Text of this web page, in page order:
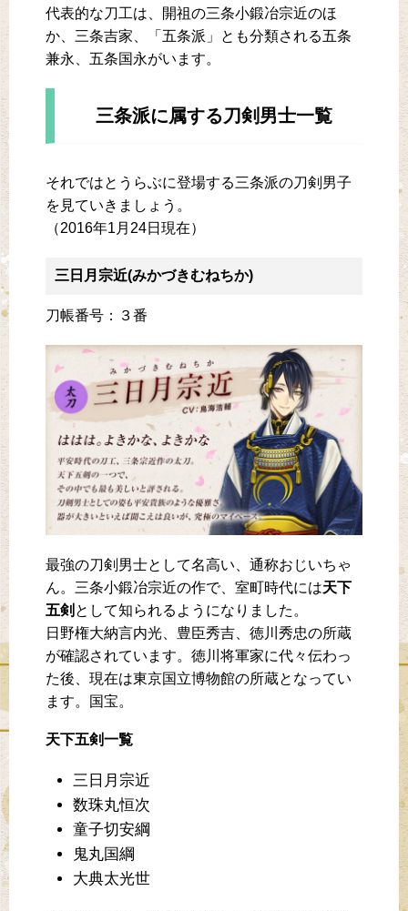
代表的な刀工は、開祖の三条小鍛冶宗近のほ
か、三条吉家、「五条派」とも分類される五条
兼永、五条国永がいます。
三条派に属する刀剣男士一覧
それではとうらぶに登場する三条派の刀剣男子
を見ていきましょう。
（2016年1月24日現在）
三日月宗近(みかづきむねちか)
刀帳番号：３番
最強の刀剣男士として名高い、通称おじいちゃ
ん。三条小鍛冶宗近の作で、室町時代には天下
五剣 として知られるようになりました。
日野権大納言内光、豊臣秀吉、徳川秀忠の所蔵
が確認されています。徳川将軍家に代々伝わっ
た後、現在は東京国立博物館の所蔵となってい
ます。国宝。
天下五剣一覧
三日月宗近
数珠丸恒次
童子切安綱
鬼丸国綱
大典太光世